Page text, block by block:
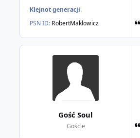
Klejnot generacji
PSN ID: RobertMaklowicz
Gość Soul
Goście